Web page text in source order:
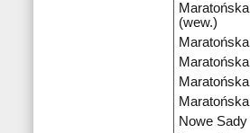
Maratońska
(wew.)
Maratońska
Maratońska
Maratońska
Maratońska
Nowe Sady